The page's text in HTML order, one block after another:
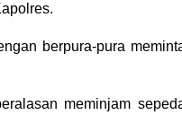
berpura-pura
meminjam